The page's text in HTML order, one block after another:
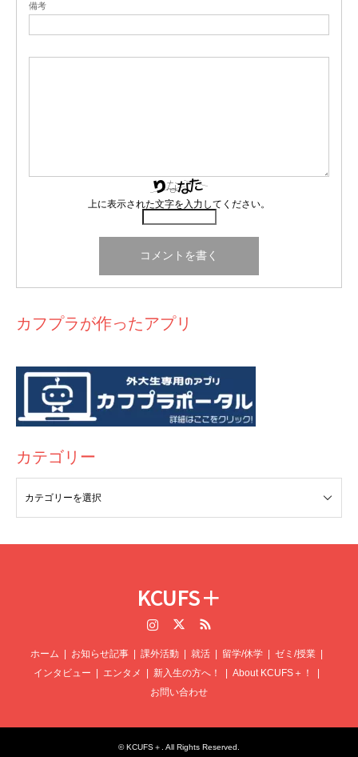
備考
上に表示された文字を入力してください。
カフプラが作ったアプリ
カテゴリー
KCUFS＋
ホーム お知らせ記事 課外活動 就活 留学/休学
ゼミ/授業
インタビュー
エンタメ 新入生の方へ！
About KCUFS＋！
お問い合わせ
©KCUFS＋. All Rights Reserved.